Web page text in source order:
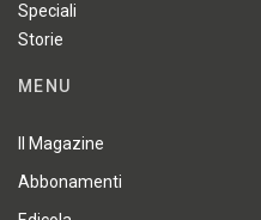
Speciali
Storie
MENU
Il Magazine
Abbonamenti